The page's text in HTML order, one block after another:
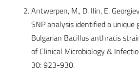
Antwerpen, M., D. Ilin, E.
SNP analysis identified a unique
Bulgarian Bacillus anthracis
of Clinical Microbiology &
30: 923-930.